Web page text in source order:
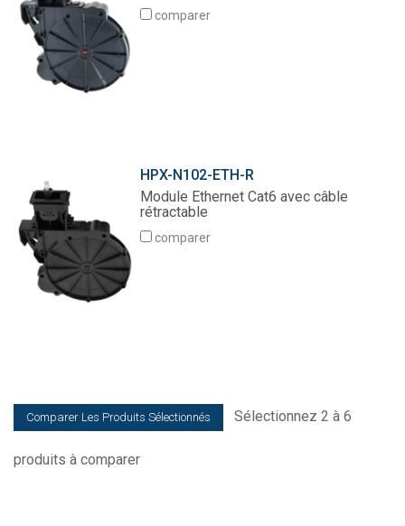
comparer
HPX-N102-ETH-R
Module Ethernet Cat6 avec câble
rétractable
comparer
Sélectionnez 2 à 6
produits à comparer